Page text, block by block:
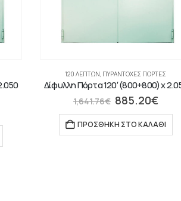
120 ΛΕΠΤΏΝ ΠΥΡΆΝΤΟΧΕΣ ΠΌΡΤΕΣ
Δίφυλλη Πόρτα 120′ (800+800) x
1,641.76€ 885.20€
ΠΡΟΣΘΉΚΗ ΣΤΟ ΚΑΛΆΘΙ